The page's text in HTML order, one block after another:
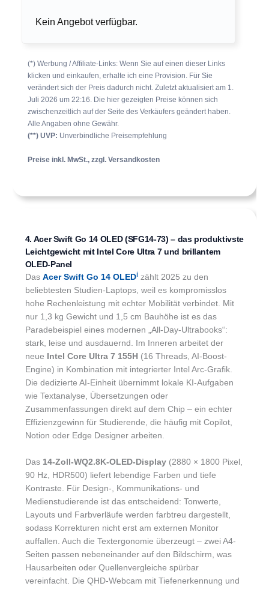
Kein Angebot verfügbar.
(*) Werbung / Affiliate-Links: Wenn Sie auf einen dieser Links
klicken und einkaufen, erhalte ich eine Provision. Für Sie
verändert sich der Preis dadurch nicht. Zuletzt aktualisiert am 1.
Juli 2026 um 22:16. Die hier gezeigten Preise können sich
zwischenzeitlich auf der Seite des Verkäufers geändert haben.
Alle Angaben ohne Gewähr.
(**) UVP: Unverbindliche Preisempfehlung
Preise inkl. MwSt., zzgl. Versandkosten
4. Acer Swift Go 14 OLED (SFG14-73) – das produktivste
Leichtgewicht mit Intel Core Ultra 7 und brillantem
OLED-Panel
Das Acer Swift Go 14 OLEDℹ︎zählt 2025 zu den
beliebtesten Studien-Laptops, weil es kompromisslos
hohe Rechenleistung mit echter Mobilität verbindet. Mit
nur 1,3 kg Gewicht und 1,5 cm Bauhöhe ist es das
Paradebeispiel eines modernen „All-Day-Ultrabooks“:
stark, leise und ausdauernd. Im Inneren arbeitet der
neue
Intel Core Ultra 7 155H (16 Threads, AI-Boost-
Engine) in Kombination mit integrierter Intel Arc-Grafik.
Die dedizierte AI-Einheit übernimmt lokale KI-Aufgaben
wie Textanalyse, Übersetzungen oder
Zusammenfassungen direkt auf dem Chip – ein echter
Effizienzgewinn für Studierende, die häufig mit Copilot,
Notion oder Edge Designer arbeiten.
Das 14-Zoll-WQ2.8K-OLED-Display(2880 × 1800 Pixel,
90 Hz, HDR500) liefert lebendige Farben und tiefe
Kontraste. Für Design-, Kommunikations- und
Medienstudierende ist das entscheidend: Tonwerte,
Layouts und Farbverläufe werden farbtreu dargestellt,
sodass Korrekturen nicht erst am externen Monitor
auffallen. Auch die Textergonomie überzeugt – zwei A4-
Seiten passen nebeneinander auf den Bildschirm, was
Hausarbeiten oder Quellenvergleiche spürbar
vereinfacht. Die QHD-Webcam mit Tiefenerkennung und